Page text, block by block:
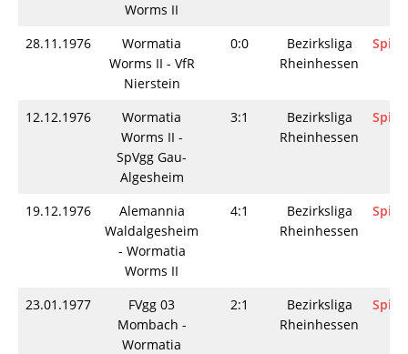
Worms II
28.11.1976
Wormatia
Worms II - VfR
Nierstein
0:0
Bezirksliga
Rheinhessen
12.12.1976
Wormatia
Worms II -
SpVgg Gau-
Algesheim
3:1
Bezirksliga
Rheinhessen
19.12.1976
Alemannia
Waldalgesheim
- Wormatia
Worms II
4:1
Bezirksliga
Rheinhessen
23.01.1977
FVgg 03
Mombach -
Wormatia
2:1
Bezirksliga
Rheinhessen